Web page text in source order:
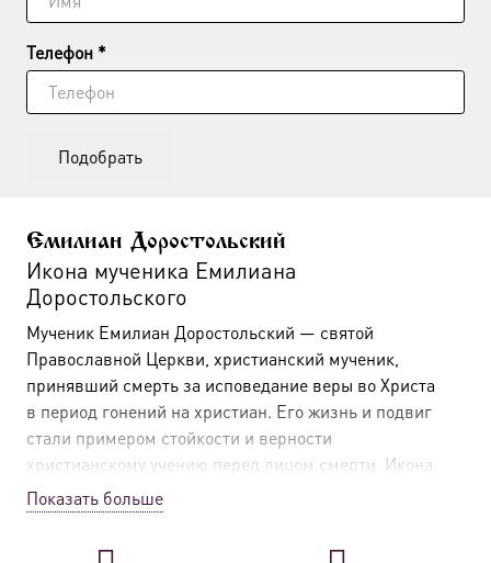
Телефон *
Подобрать
Емилиан Доростольский
Икона мученика Емилиана
Доростольского
Мученик Емилиан Доростольский — святой
Православной Церкви, христианский мученик,
принявший смерть за исповедание веры во Христа
в период гонений на христиан. Его жизнь и подвиг
стали примером стойкости и верности
христианскому учению перед лицом смерти. Икона
мученика Емилиана — это образ святого, чье
заступничество особенно значимо для тех, кто
Показать больше